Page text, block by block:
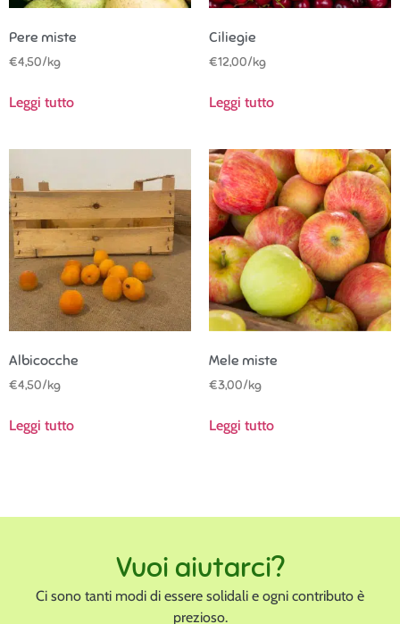
Pere miste
€4,50/kg
Leggi tutto
Ciliegie
€12,00/kg
Leggi tutto
Albicocche
€4,50/kg
Leggi tutto
Mele miste
€3,00/kg
Leggi tutto
Vuoi aiutarci?
Ci sono tanti modi di essere solidali e ogni contributo è
prezioso.